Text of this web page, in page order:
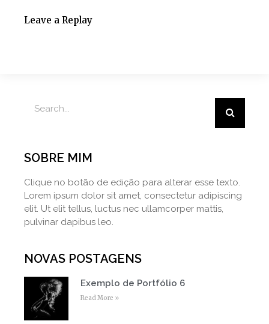
Leave a Replay
SOBRE MIM
Clique no botão de edição para alterar esse texto.
Lorem ipsum dolor sit amet, consectetur adipiscing
elit. Ut elit tellus, luctus nec ullamcorper mattis,
pulvinar dapibus leo.
NOVAS POSTAGENS
Exemplo de Portfólio 6
Read More »